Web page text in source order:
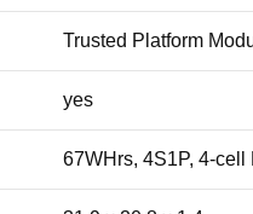
Trusted Platform
yes
67WHrs, 4S1P, 4-